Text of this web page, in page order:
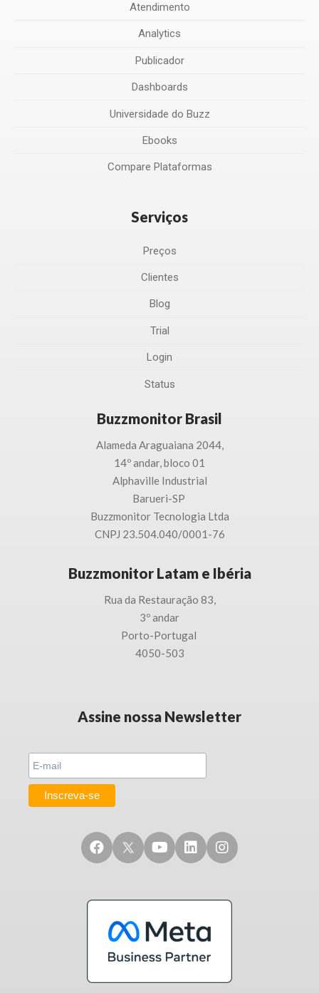
Atendimento
Analytics
Publicador
Dashboards
Universidade do Buzz
Ebooks
Compare Plataformas
Serviços
Preços
Clientes
Blog
Trial
Login
Status
Buzzmonitor Brasil
Alameda Araguaiana 2044,
14º andar, bloco 01
Alphaville Industrial
Barueri-SP
Buzzmonitor Tecnologia Ltda
CNPJ 23.504.040/0001-76
Buzzmonitor Latam e Ibéria
Rua da Restauração 83,
3º andar
Porto-Portugal
4050-503
Assine nossa Newsletter